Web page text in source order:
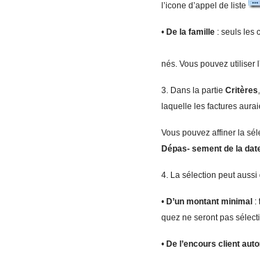
l’icone d’appel de liste
• De la famille : seuls les
nés. Vous pouvez utiliser
3. Dans la partie Critères
laquelle les factures
Vous pouvez affiner la
Dépas- sement de la
4. La sélection peut
• D’un montant minimal :
quez ne seront pas
• De l’encours client